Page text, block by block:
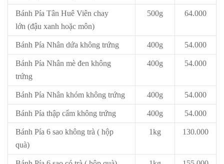
Bánh Pía Tân Huê Viên chay
lớn (đậu xanh hoặc môn)
500g 64.000
Bánh Pía Nhân dứa không trứng 400g 54.000
Bánh Pía Nhân mè đen không
trứng
400g 54.000
Bánh Pía Nhân khóm không trứng 400g 54.000
Bánh Pía thập cẩm không trứng 400g 54.000
Bánh Pía 6 sao không trà ( hộp
quà)
1kg 130.000